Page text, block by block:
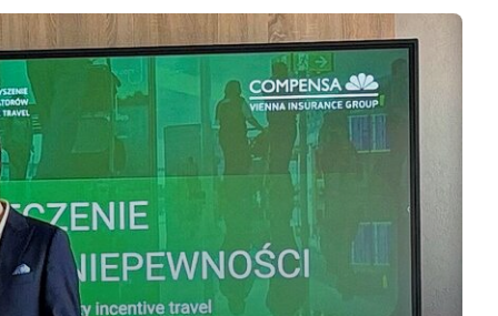
do ChataGPT Go dla klientów Revoluta. Nowy benefit we
– Standard i Plus – z usługi będzie można korzsytać za